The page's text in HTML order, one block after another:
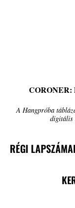
CORONER:
A Hangpróba
digitális
RÉGI